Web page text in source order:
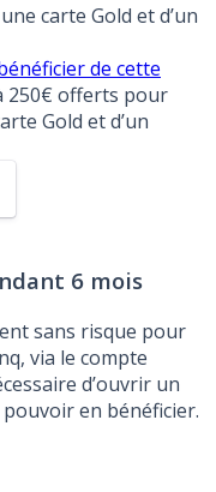
carte Gold et d’un
de cette
250€ offerts pour
Gold et d’un
6 mois
sans risque pour
via le compte
d’ouvrir un
en bénéficier.